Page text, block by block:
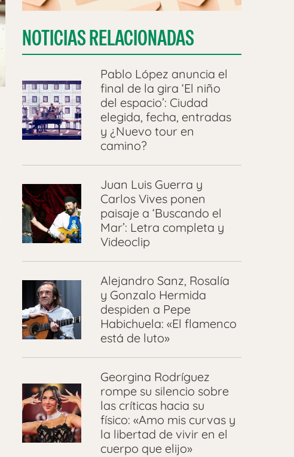
NOTICIAS RELACIONADAS
Pablo López anuncia el
final de la gira ‘El niño
del espacio’: Ciudad
elegida, fecha, entradas
y ¿Nuevo tour en
camino?
Juan Luis Guerra y
Carlos Vives ponen
paisaje a ‘Buscando el
Mar’: Letra completa y
Videoclip
Alejandro Sanz, Rosalía
y Gonzalo Hermida
despiden a Pepe
Habichuela: «El flamenco
está de luto»
Georgina Rodríguez
rompe su silencio sobre
las críticas hacia su
físico: «Amo mis curvas y
la libertad de vivir en el
cuerpo que elijo»